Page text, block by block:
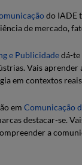
do IADE
de mercado,
e Publicidadedá-
Vais aprender
em contextos
em Comunicação
destacar-se.
a